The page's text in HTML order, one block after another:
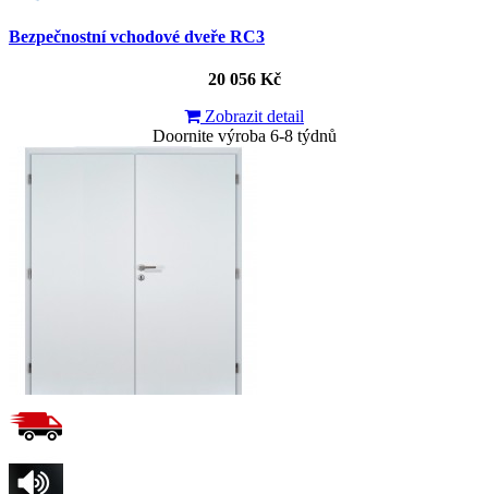
Bezpečnostní vchodové dveře RC3
20 056 Kč
Zobrazit detail
Doornite výroba 6-8 týdnů